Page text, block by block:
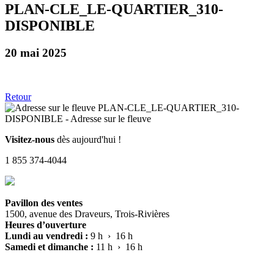
PLAN-CLE_LE-QUARTIER_310-
DISPONIBLE
20 mai 2025
Retour
Visitez-nous dès aujourd'hui !
1 855 374-4044
Pavillon des ventes
1500, avenue des Draveurs, Trois-Rivières
Heures d’ouverture
Lundi au vendredi : 9 h › 16 h
Samedi et dimanche : 11 h › 16 h